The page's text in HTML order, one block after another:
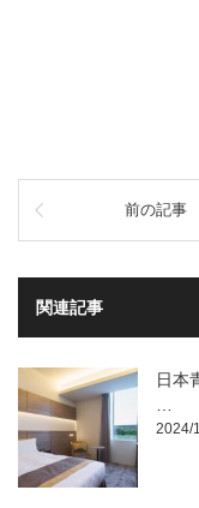
前の記事
関連記事
日本
…
2024/